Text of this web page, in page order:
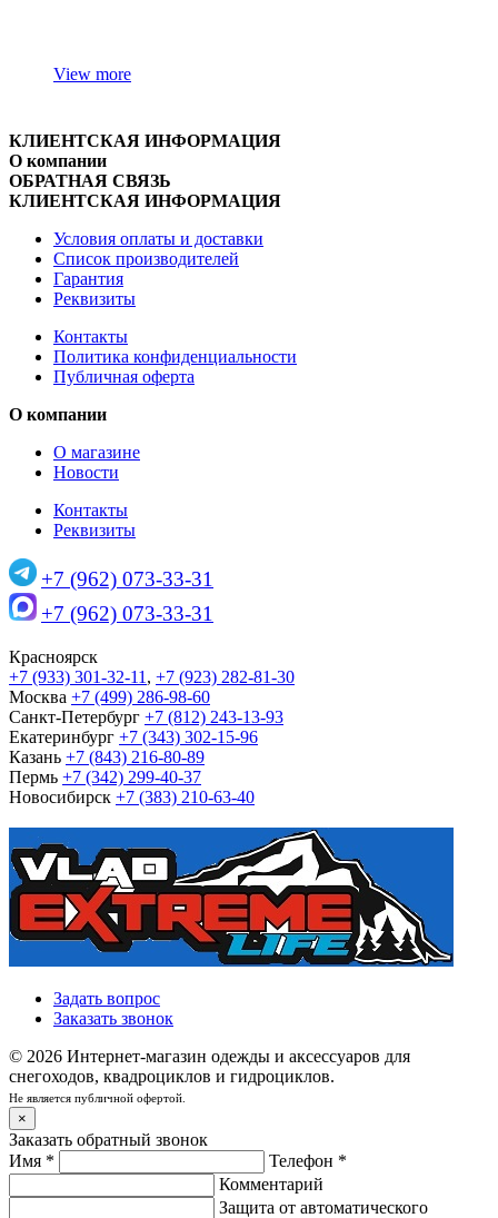
View more
КЛИЕНТСКАЯ ИНФОРМАЦИЯ
О компании
ОБРАТНАЯ СВЯЗЬ
КЛИЕНТСКАЯ ИНФОРМАЦИЯ
Условия оплаты и доставки
Список производителей
Гарантия
Реквизиты
Контакты
Политика конфиденциальности
Публичная оферта
О компании
О магазине
Новости
Контакты
Реквизиты
+7 (962) 073-33-31
+7 (962) 073-33-31
Красноярск
+7 (933) 301-32-11 , +7 (923) 282-81-30
Москва +7 (499) 286-98-60
Санкт-Петербург +7 (812) 243-13-93
Екатеринбург +7 (343) 302-15-96
Казань +7 (843) 216-80-89
Пермь +7 (342) 299-40-37
Новосибирск +7 (383) 210-63-40
Задать вопрос
Заказать звонок
© 2026 Интернет-магазин одежды и аксессуаров для
снегоходов, квадроциклов и гидроциклов.
Не является публичной офертой.
×
Заказать обратный звонок
Имя * Телефон *
Комментарий
Защита от автоматического